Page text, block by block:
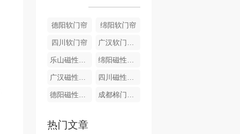
德阳软门帘 绵阳软门帘
四川软门帘 广汉软门帘销售
乐山磁性门帘 绵阳磁性门帘
广汉磁性门帘 四川磁性门帘
德阳磁性门帘 成都棉门帘批发
热门文章